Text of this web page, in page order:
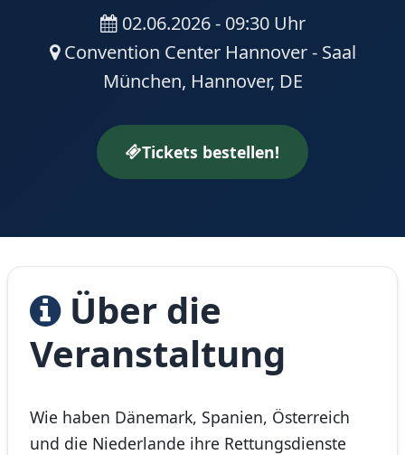
02.06.2026 - 09:30 Uhr
Convention Center Hannover - Saal
München, Hannover, DE
Tickets bestellen!
Über die
Veranstaltung
Wie haben Dänemark, Spanien, Österreich
und die Niederlande ihre Rettungsdienste